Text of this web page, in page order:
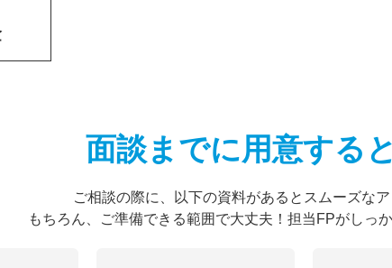
面談までに用意すると
ご相談の際に、以下の資料があるとスムーズなア
もちろん、ご準備できる範囲で大丈夫！担当FPがしっ